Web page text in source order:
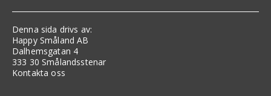
Denna sida drivs av:
Happy Småland AB
Dalhemsgatan 4
333 30 Smålandsstenar
Kontakta oss